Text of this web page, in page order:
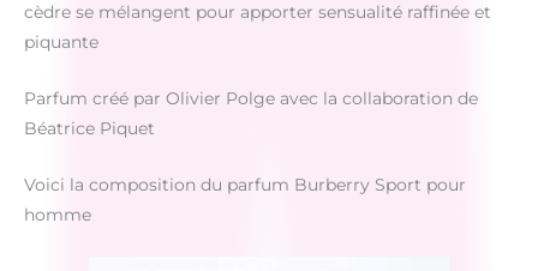
cèdre se mélangent pour apporter sensualité raffinée et
piquante
Parfum créé par Olivier Polge avec la collaboration de
Béatrice Piquet
Voici la composition du parfum Burberry Sport pour
homme